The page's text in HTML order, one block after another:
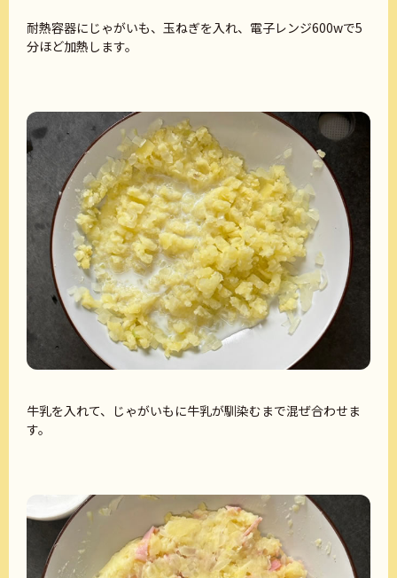
耐熱容器にじゃがいも、玉ねぎを入れ、電子レンジ600wで5
分ほど加熱します。
牛乳を入れて、じゃがいもに牛乳が馴染むまで混ぜ合わせま
す。